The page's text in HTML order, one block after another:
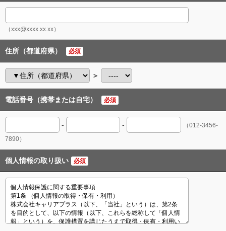
（xxx@xxxx.xx.xx）
住所（都道府県） 必須
＞
電話番号（携帯または自宅） 必須
- -
（012-3456-
7890）
個人情報の取り扱い 必須